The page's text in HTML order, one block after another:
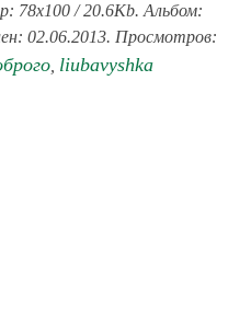
78x100 / 20.6Kb. Альбом:
02.06.2013. Просмотров:
, liubavyshka